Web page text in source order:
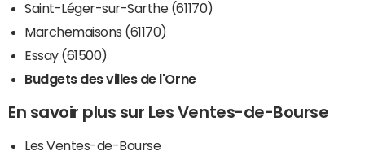
Saint-Léger-sur-Sarthe (61170)
Marchemaisons (61170)
Essay (61500)
Budgets des villes de l'Orne
En savoir plus sur Les Ventes-de-Bourse
Les Ventes-de-Bourse